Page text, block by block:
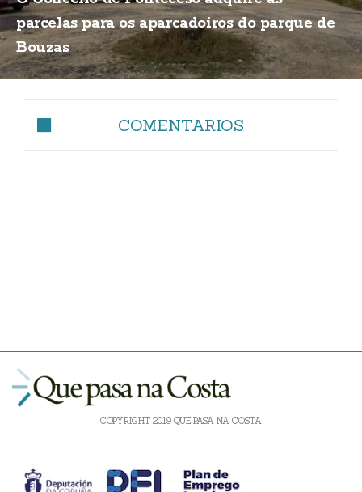
parcelas para os aparcadoiros do parque de
Bouzas
COMENTARIOS
COPYRIGHT 2019 QUE PASA NA COSTA